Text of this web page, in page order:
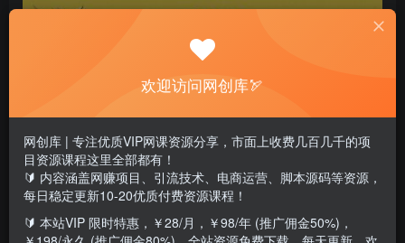
欢迎访问网创库🏹
网创库 | 专注优质VIP网课资源分享，市面上收费几百几千的项
目资源课程这里全部都有！
🔰 内容涵盖网赚项目、引流技术、电商运营、脚本源码等资源，
每日稳定更新10-20优质付费资源课程！
🔰 本站VIP 限时特惠，￥28/月，￥98/年 (推广佣金50%)，